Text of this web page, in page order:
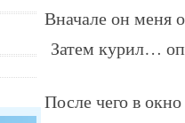
Вначале он меня
Затем курил…
После чего в